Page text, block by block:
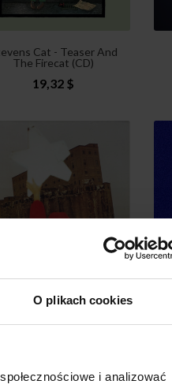
O plikach cookies
i analizować
Cat - Teaser And
The Firecat (CD)
19,32 $
Can Dance - Spleen
And Ideal (CD)
17,53 $